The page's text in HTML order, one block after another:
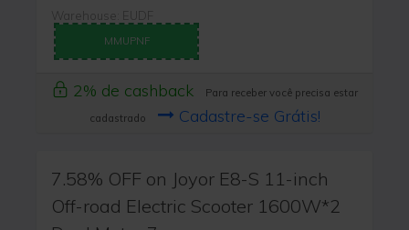
Warehouse: EUDF
MMUPNF
2% de cashback
Para receber você precisa estar
cadastrado
Cadastre-se Grátis!
7.58% OFF on Joyor E8-S 11-inch
Off-road Electric Scooter 1600W*2